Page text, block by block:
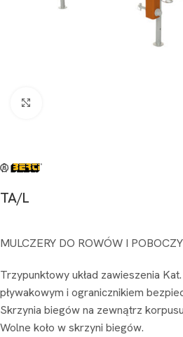
TA/L
MULCZERY DO ROWÓW I POBOCZY
Trzypunktowy układ zawieszenia
pływakowym i ogranicznikiem
Skrzynia biegów na zewnątrz
Wolne koło w skrzyni biegów.